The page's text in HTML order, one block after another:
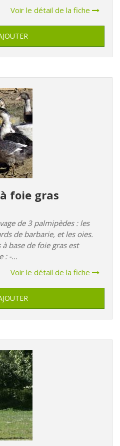
Voir le détail de la fiche
foie gras
de 3 palmipèdes : les
de barbarie, et les oies.
base de foie gras est
: -...
Voir le détail de la fiche